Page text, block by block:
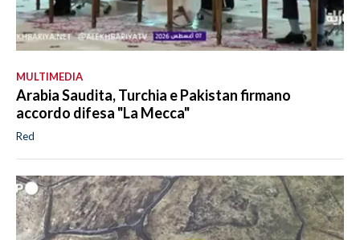
MULTIMEDIA
Arabia Saudita, Turchia e Pakistan firmano
accordo difesa "La Mecca"
Red